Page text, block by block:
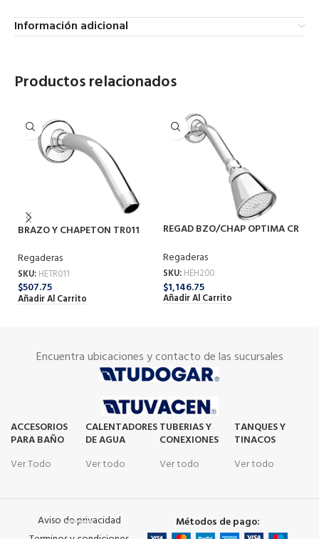
Información adicional
Productos relacionados
BRAZO Y CHAPETON TR011
Regaderas
SKU: HETR011
$507.75
Añadir Al Carrito
REGAD BZO/CHAP OPTIMA CR
Regaderas
SKU: HEH200
$1,146.75
Añadir Al Carrito
Encuentra ubicaciones y contacto de las sucursales
ACCESORIOS
PARA BAÑO
Ver Todo
CALENTADORES
DE AGUA
Ver todo
TUBERIAS Y
CONEXIONES
Ver todo
TANQUES Y
TINACOS
Ver todo
Aviso de privacidad
Métodos de pago: